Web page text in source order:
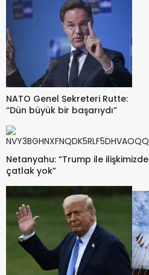
NATO Genel Sekreteri Rutte:
“Dün büyük bir başarıydı”
Netanyahu: “Trump ile ilişkimizde
çatlak yok”